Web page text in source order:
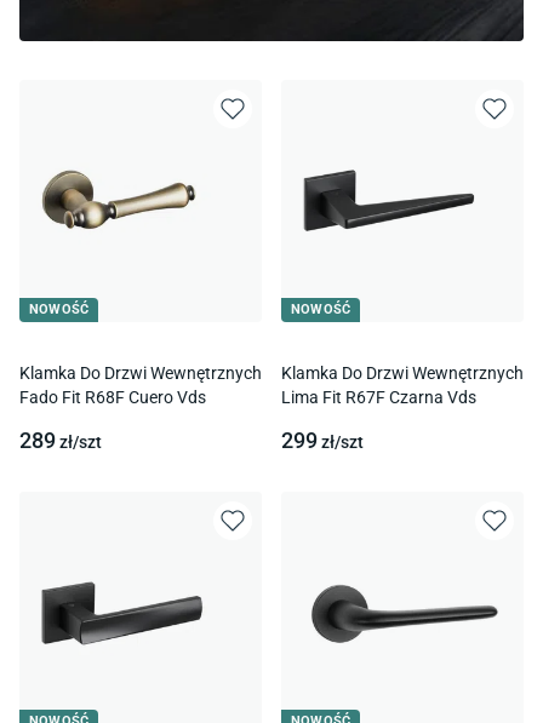
NOWOŚĆ
Klamka Do Drzwi Wewnętrznych
Fado Fit R68F Cuero Vds
289zł/szt
NOWOŚĆ
Klamka Do Drzwi Wewnętrznych
Lima Fit R67F Czarna Vds
299zł/szt